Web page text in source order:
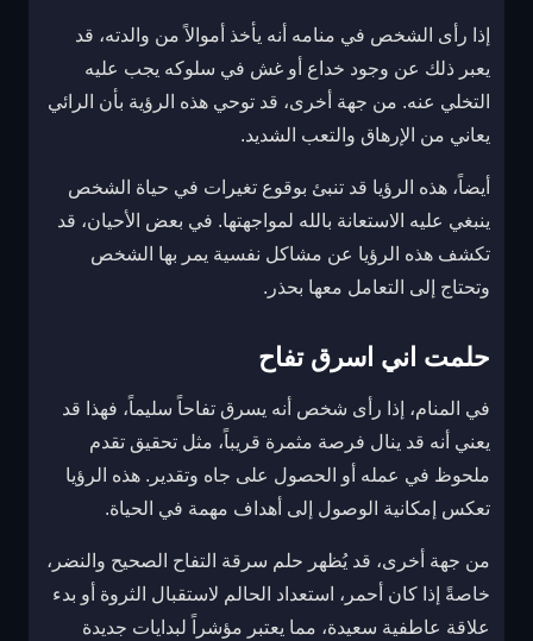
إذا رأى الشخص في منامه أنه يأخذ أموالاً من والدته، قد
يعبر ذلك عن وجود خداع أو غش في سلوكه يجب عليه
التخلي عنه. من جهة أخرى، قد توحي هذه الرؤية بأن الرائي
يعاني من الإرهاق والتعب الشديد.
أيضاً، هذه الرؤيا قد تنبئ بوقوع تغيرات في حياة الشخص
ينبغي عليه الاستعانة بالله لمواجهتها. في بعض الأحيان، قد
تكشف هذه الرؤيا عن مشاكل نفسية يمر بها الشخص
وتحتاج إلى التعامل معها بحذر.
حلمت اني اسرق تفاح
في المنام، إذا رأى شخص أنه يسرق تفاحاً سليماً، فهذا قد
يعني أنه قد ينال فرصة مثمرة قريباً، مثل تحقيق تقدم
ملحوظ في عمله أو الحصول على جاه وتقدير. هذه الرؤيا
تعكس إمكانية الوصول إلى أهداف مهمة في الحياة.
من جهة أخرى، قد يُظهر حلم سرقة التفاح الصحيح والنضر،
خاصةً إذا كان أحمر، استعداد الحالم لاستقبال الثروة أو بدء
علاقة عاطفية سعيدة، مما يعتبر مؤشراً لبدايات جديدة